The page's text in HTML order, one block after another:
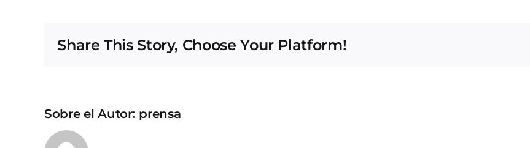
Share This Story, Choose Your Platform!
Sobre el Autor: prensa